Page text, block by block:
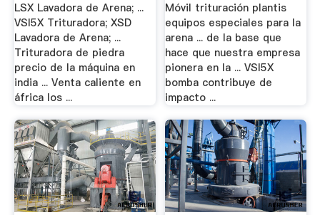
LSX Lavadora de Arena; ...
VSI5X Trituradora; XSD
Lavadora de Arena; ...
Trituradora de piedra
precio de la máquina en
india ... Venta caliente en
áfrica los ...
Móvil trituración plantis
equipos especiales para la
arena ... de la base que
hace que nuestra empresa
pionera en la ... VSI5X
bomba contribuye de
impacto ...